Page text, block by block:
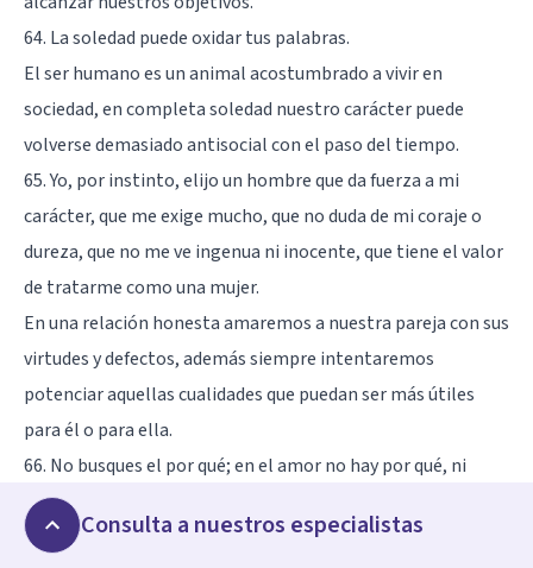
64. La soledad puede oxidar tus palabras.
El ser humano es un animal acostumbrado a vivir en
sociedad, en completa soledad nuestro carácter puede
volverse demasiado antisocial con el paso del tiempo.
65. Yo, por instinto, elijo un hombre que da fuerza a mi
carácter, que me exige mucho, que no duda de mi coraje o
dureza, que no me ve ingenua ni inocente, que tiene el valor
de tratarme como una mujer.
En una relación honesta amaremos a nuestra pareja con sus
virtudes y defectos, además siempre intentaremos
potenciar aquellas cualidades que puedan ser más útiles
para él o para ella.
66. No busques el por qué; en el amor no hay por qué, ni
razón, ni explicación, ni solución.
Podemos amar a alguien y no saber por qué le amamos, uno
Consulta a nuestros especialistas